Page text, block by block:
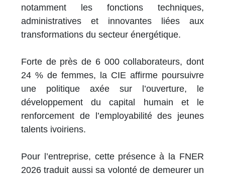
notamment les fonctions techniques,
administratives et innovantes liées aux
transformations du secteur énergétique.
Forte de près de 6 000 collaborateurs, dont
24 % de femmes, la CIE affirme poursuivre
une politique axée sur l’ouverture, le
développement du capital humain et le
renforcement de l’employabilité des jeunes
talents ivoiriens.
Pour l’entreprise, cette présence à la FNER
2026 traduit aussi sa volonté de demeurer un